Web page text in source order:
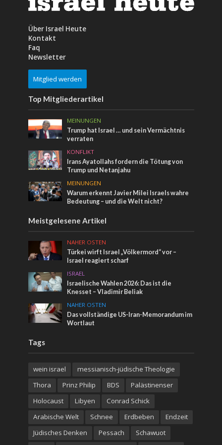
Über Israel Heute
Kontakt
Faq
Newsletter
Mitglied werden
Top Mitgliederartikel
MEINUNGEN
Trump hat Israel … und sein Vermächtnis
verraten
KONFLIKT
Irans Ayatollahs fordern die Tötung von
Trump und Netanjahu
MEINUNGEN
Warum erkennt Javier Milei Israels wahre
Bedeutung – und die Welt nicht?
Meistgelesene Artikel
NAHER OSTEN
Türkei wirft Israel „Völkermord“ vor –
Israel reagiert scharf
ISRAEL
Israelische Wahlen 2026: Das ist die
Knesset – Vladimir Beliak
NAHER OSTEN
Das vollständige US-Iran-Memorandum im
Wortlaut
Tags
wein israel
messianisch-jüdische Theologie
Thora
Prinz Philip BDS
Palästinenser
Holocaust
Libyen
Conrad Schick
Arabische Welt
Schnee Erdbeben
Endzeit
Jüdisches Denken
Pessach
Schawuot